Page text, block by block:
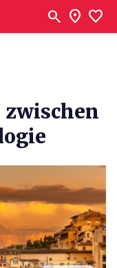
search location_on favorite
zwischen